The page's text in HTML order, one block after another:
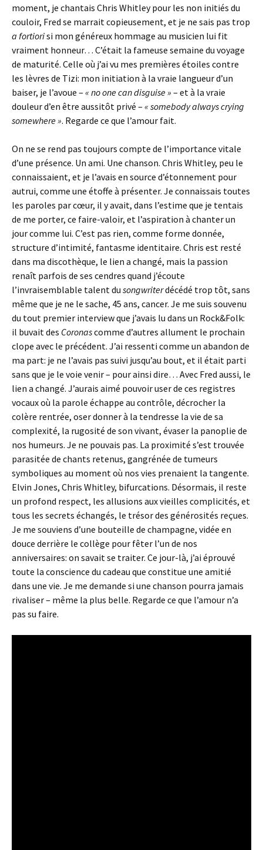
moment, je chantais Chris Whitley pour les non initiés du
couloir, Fred se marrait copieusement, et je ne sais pas trop
a fortiorisi mon généreux hommage au musicien lui fit
vraiment honneur… C’était la fameuse semaine du voyage
de maturité. Celle où j’ai vu mes premières étoiles contre
les lèvres de Tizi: mon initiation à la vraie langueur d’un
baiser, je l’avoue – « no one can disguise » – et à la vraie
douleur d’en être aussitôt privé – « somebody always crying
somewhere ». Regarde ce que l’amour fait.
On ne se rend pas toujours compte de l’importance vitale
d’une présence. Un ami. Une chanson. Chris Whitley, peu le
connaissaient, et je l’avais en source d’étonnement pour
autrui, comme une étoffe à présenter. Je connaissais toutes
les paroles par cœur, il y avait, dans l’estime que je tentais
de me porter, ce faire-valoir, et l’aspiration à chanter un
jour comme lui. C’est pas rien, comme forme donnée,
structure d’intimité, fantasme identitaire. Chris est resté
dans ma discothèque, le lien a changé, mais la passion
renaît parfois de ses cendres quand j’écoute
l’invraisemblable talent du songwriterdécédé trop tôt, sans
même que je ne le sache, 45 ans, cancer. Je me suis souvenu
du tout premier interview que j’avais lu dans un Rock&Folk:
il buvait des Coronascomme d’autres allument le prochain
clope avec le précédent. J’ai ressenti comme un abandon de
ma part: je ne l’avais pas suivi jusqu’au bout, et il était parti
sans que je le voie venir – pour ainsi dire… Avec Fred aussi, le
lien a changé. J’aurais aimé pouvoir user de ces registres
vocaux où la parole échappe au contrôle, décrocher la
colère rentrée, oser donner à la tendresse la vie de sa
complexité, la rugosité de son vivant, évaser la panoplie de
nos humeurs. Je ne pouvais pas. La proximité s’est trouvée
parasitée de chants retenus, gangrénée de tumeurs
symboliques au moment où nos vies prenaient la tangente.
Elvin Jones, Chris Whitley, bifurcations. Désormais, il reste
un profond respect, les allusions aux vieilles complicités, et
tous les secrets échangés, le trésor des générosités reçues.
Je me souviens d’une bouteille de champagne, vidée en
douce derrière le collège pour fêter l’un de nos
anniversaires: on savait se traiter. Ce jour-là, j’ai éprouvé
toute la conscience du cadeau que constitue une amitié
dans une vie. Je me demande si une chanson pourra jamais
rivaliser – même la plus belle. Regarde ce que l’amour n’a
pas su faire.